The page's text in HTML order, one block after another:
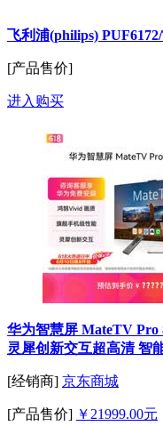
飞利浦(philips)
[产品售价]
进入购买
华为智慧屏 MateTV Pro
灵犀创新交互超高清 智
[经销商] 京东商城
[产品售价] ￥21999.00元